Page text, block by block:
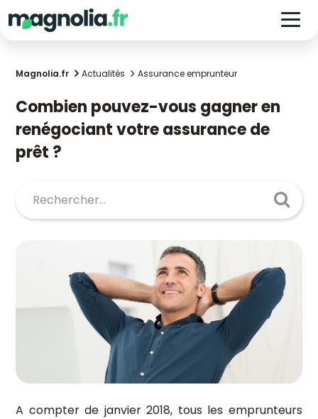
Magnolia.fr Actualités Assurance emprunteur
Combien pouvez-vous gagner en
renégociant votre assurance de
prêt ?
A compter de janvier 2018, tous les emprunteurs